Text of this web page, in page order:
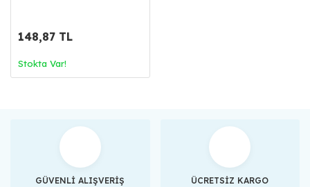
148,87 TL
Stokta Var!
GÜVENLİ ALIŞVERİŞ ÜCRETSİZ KARGO